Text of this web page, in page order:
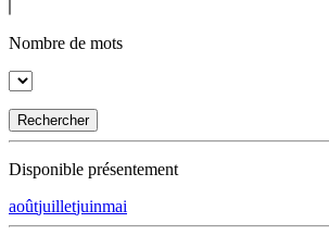
Nombre de mots
Rechercher
Disponible présentement
aoûtjuilletjuinmai